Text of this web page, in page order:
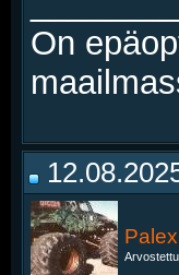
On
Palex